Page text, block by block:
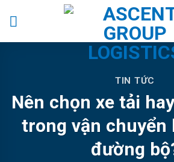
TIN TỨC
Nên chọn xe tải
trong vận chuyển
đường